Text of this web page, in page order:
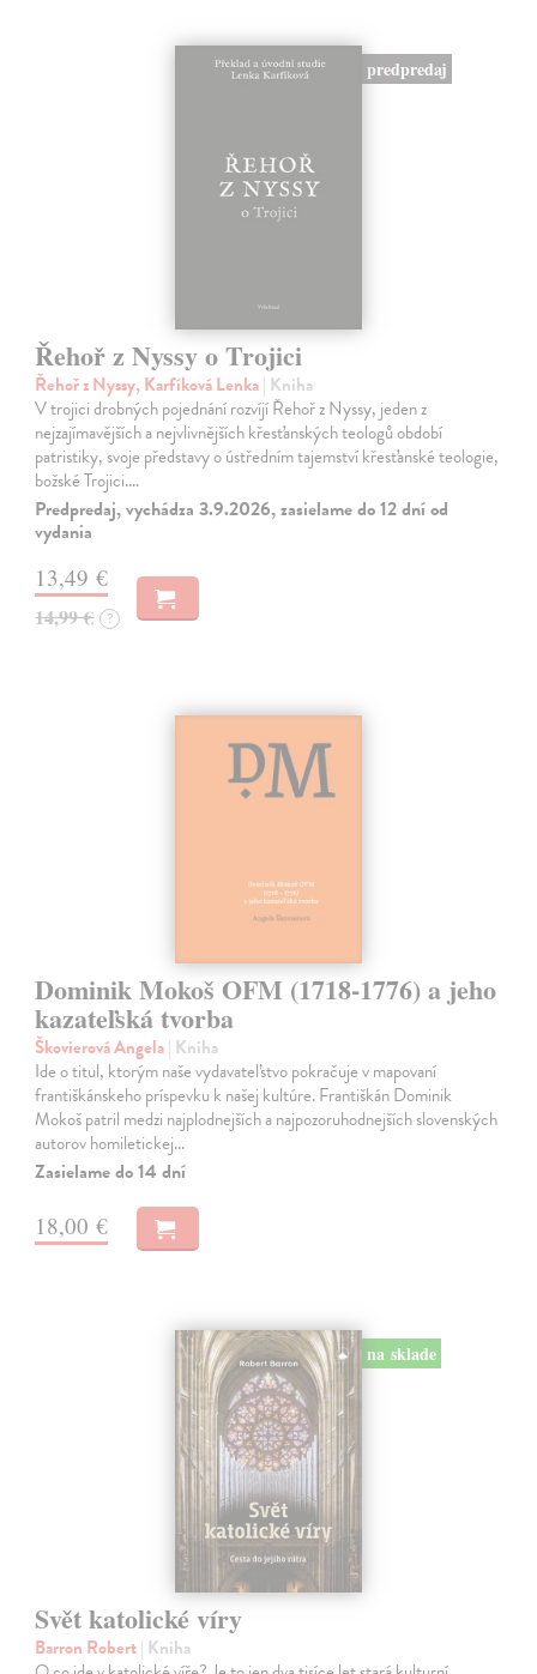
predpredaj
Řehoř z Nyssy o Trojici
Řehoř z Nyssy, Karfíková Lenka| Kniha
V trojici drobných pojednání rozvíjí Řehoř z Nyssy, jeden z
nejzajímavějších a nejvlivnějších křesťanských teologů období
patristiky, svoje představy o ústředním tajemství křesťanské teologie,
božské Trojici.…
Predpredaj, vychádza 3.9.2026, zasielame do 12 dní od
vydania
13,49 €
14,99 € ?
Dominik Mokoš OFM (1718-1776) a jeho
kazateľská tvorba
Škovierová Angela| Kniha
Ide o titul, ktorým naše vydavateľstvo pokračuje v mapovaní
františkánskeho príspevku k našej kultúre. Františkán Dominik
Mokoš patril medzi najplodnejších a najpozoruhodnejších slovenských
autorov homiletickej…
Zasielame do 14 dní
18,00 €
na sklade
Svět katolické víry
Barron Robert| Kniha